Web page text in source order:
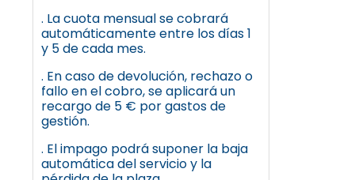
. La cuota mensual se cobrará
automáticamente entre los días 1
y 5 de cada mes.
. En caso de devolución, rechazo o
fallo en el cobro, se aplicará un
recargo de 5 € por gastos de
gestión.
. El impago podrá suponer la baja
automática del servicio y la